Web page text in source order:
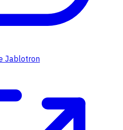
Jablotron